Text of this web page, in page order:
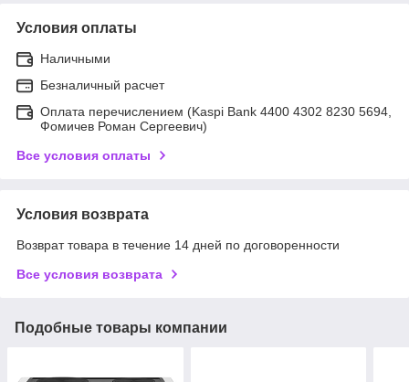
Условия оплаты
Наличными
Безналичный расчет
Оплата перечислением (Kaspi Bank 4400 4302 8230 5694,
Фомичев Роман Сергеевич)
Все условия оплаты
Условия возврата
Возврат товара в течение 14 дней по договоренности
Все условия возврата
Подобные товары компании